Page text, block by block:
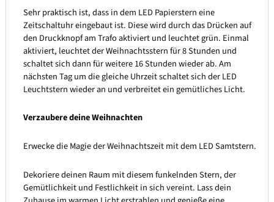
Sehr praktisch ist, dass in dem LED Papierstern eine
Zeitschaltuhr eingebaut ist. Diese wird durch das Drücken auf
den Druckknopf am Trafo aktiviert und leuchtet grün. Einmal
aktiviert, leuchtet der Weihnachtsstern für 8 Stunden und
schaltet sich dann für weitere 16 Stunden wieder ab. Am
nächsten Tag um die gleiche Uhrzeit schaltet sich der LED
Leuchtstern wieder an und verbreitet ein gemütliches Licht.
Verzaubere deine Weihnachten
Erwecke die Magie der Weihnachtszeit mit dem LED Samtstern.
Dekoriere deinen Raum mit diesem funkelnden Stern, der
Gemütlichkeit und Festlichkeit in sich vereint. Lass dein